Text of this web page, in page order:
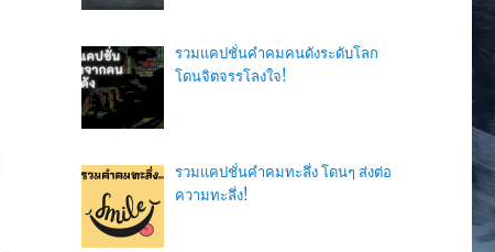
รวมแคปชั่นคำคมคนดังระดับโลก
โดนจิตจรรโลงใจ!
รวมแคปชั่นคำคมทะลึ่ง โดนๆ ส่งต่อ
ความทะลึ่ง!